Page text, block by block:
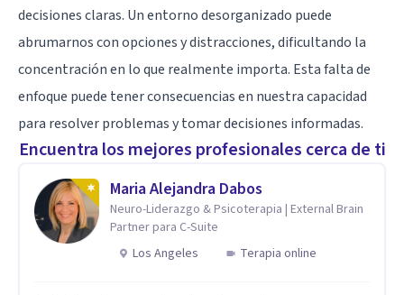
decisiones claras. Un entorno desorganizado puede
abrumarnos con opciones y distracciones, dificultando la
concentración en lo que realmente importa. Esta falta de
enfoque puede tener consecuencias en nuestra capacidad
para resolver problemas y tomar decisiones informadas.
Encuentra los mejores profesionales cerca de ti
Maria Alejandra Dabos
Neuro-Liderazgo & Psicoterapia | External Brain
Partner para C-Suite
Los Angeles
Terapia online